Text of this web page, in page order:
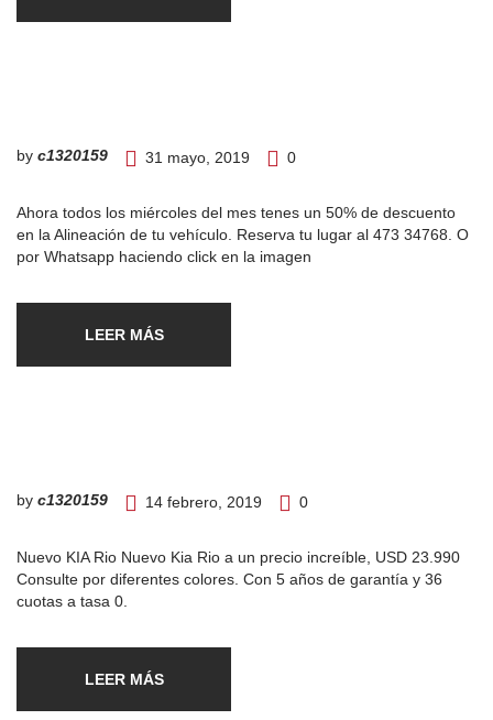
by c1320159 31 mayo, 2019 0
Ahora todos los miércoles del mes tenes un 50% de descuento
en la Alineación de tu vehículo. Reserva tu lugar al 473 34768. O
por Whatsapp haciendo click en la imagen
LEER MÁS
by c1320159 14 febrero, 2019 0
Nuevo KIA Rio Nuevo Kia Rio a un precio increíble, USD 23.990
Consulte por diferentes colores. Con 5 años de garantía y 36
cuotas a tasa 0.
LEER MÁS